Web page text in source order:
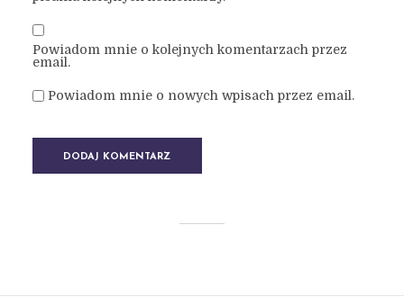
Powiadom mnie o kolejnych komentarzach przez
email.
Powiadom mnie o nowych wpisach przez email.